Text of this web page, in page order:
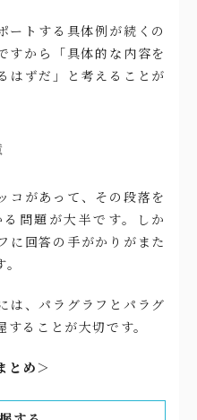
ートする具体例が続くの
すから「具体的な内容を
はずだ」と考えることが
コがあって、その段落を
問題が大半です。しか
に回答の手がかりがまた
は、パラグラフとパラグ
ることが大切です。
とめ＞